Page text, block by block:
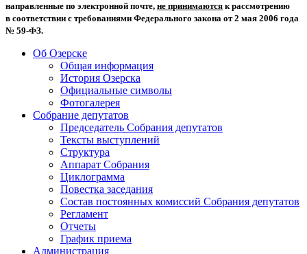
направленные по электронной почте, не принимаются к рассмотрению
в соответствии с требованиями Федерального закона от 2 мая 2006 года
№ 59-ФЗ.
Об Озерске
Общая информация
История Озерска
Официальные символы
Фотогалерея
Собрание депутатов
Председатель Собрания депутатов
Тексты выступлений
Структура
Аппарат Собрания
Циклограмма
Повестка заседания
Состав постоянных комиссий Собрания депутатов
Регламент
Отчеты
График приема
Администрация